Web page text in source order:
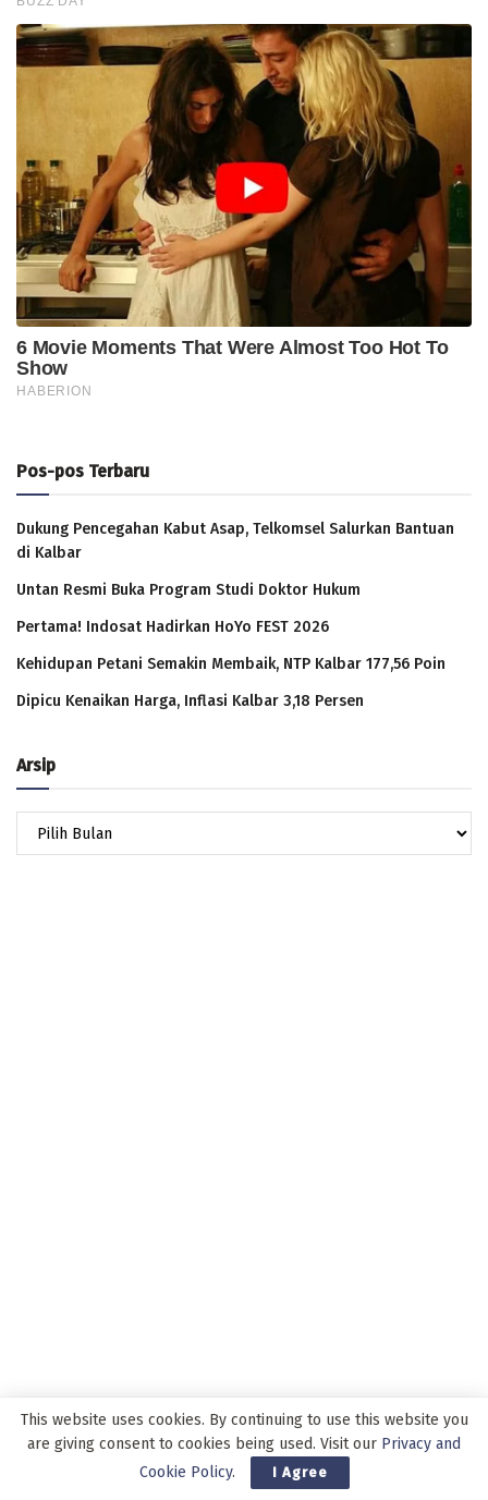
Pos-pos Terbaru
Dukung Pencegahan Kabut Asap, Telkomsel Salurkan Bantuan
di Kalbar
Untan Resmi Buka Program Studi Doktor Hukum
Pertama! Indosat Hadirkan HoYo FEST 2026
Kehidupan Petani Semakin Membaik, NTP Kalbar 177,56 Poin
Dipicu Kenaikan Harga, Inflasi Kalbar 3,18 Persen
Arsip
This website uses cookies. By continuing to use this website you
are giving consent to cookies being used. Visit our Privacy and
Cookie Policy. I Agree